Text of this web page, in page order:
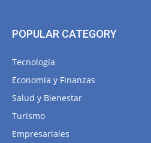
POPULAR CATEGORY
Tecnología
Economía y Finanzas
Salud y Bienestar
Turismo
Empresariales